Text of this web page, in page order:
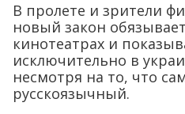
В пролете и зрители
новый закон
кинотеатрах и
исключительно в
несмотря на то, что
русскоязычный.